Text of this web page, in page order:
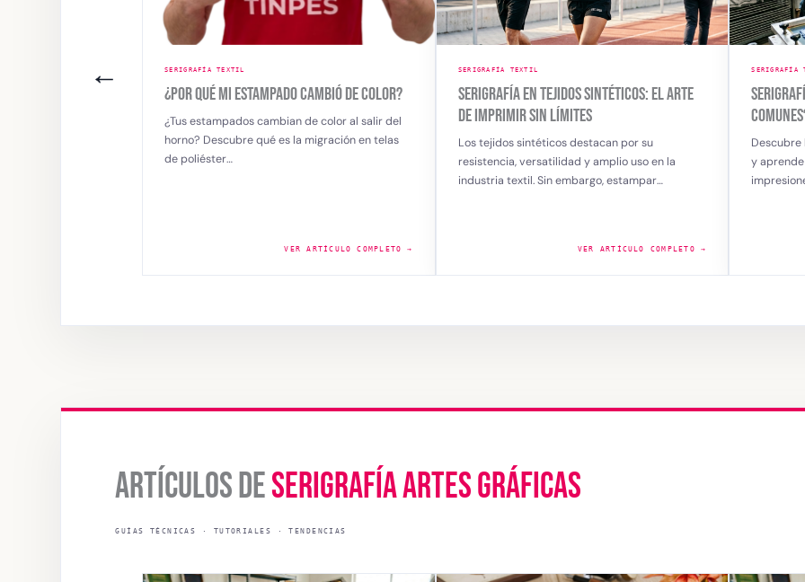
← SERIGRAFÍA TEXTIL
SERIGRAFÍA EN TEJIDOS SINTÉTICOS: EL ARTE
DE IMPRIMIR SIN LÍMITES
Los tejidos sintéticos destacan por su
resistencia, versatilidad y amplio uso en la
VER ARTÍCULO COMPLETO →
SERIGRAFÍA TEXTIL
SERIGRAFÍA: ¿CUÁLES SON LOS ERRORES MÁS
COMUNES?
Descubre los errores más comunes en serigrafía
y aprende cómo evitarlos para lograr
impresiones nítidas, colores uniformes y…
VER ARTÍCULO COMPLETO →
2025:
TEXTIL
El
está
ARTÍCULOS DESERIGRAFÍA ARTES GRÁFICAS
GUÍAS TÉCNICAS · TUTORIALES · TENDENCIAS